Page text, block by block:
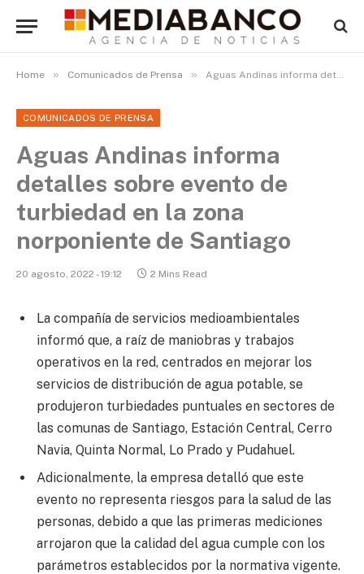
Home » Comunicados de Prensa » Aguas Andinas informa detalles sobre evento de turbiedad en la zona norponiente de Santiago
COMUNICADOS DE PRENSA
Aguas Andinas informa
detalles sobre evento de
turbiedad en la zona
norponiente de Santiago
20 agosto, 2022 - 19:12 2 Mins Read
La compañía de servicios medioambientales
informó que, a raíz de maniobras y trabajos
operativos en la red, centrados en mejorar los
servicios de distribución de agua potable, se
produjeron turbiedades puntuales en sectores de
las comunas de Santiago, Estación Central, Cerro
Navia, Quinta Normal, Lo Prado y Pudahuel.
Adicionalmente, la empresa detalló que este
evento no representa riesgos para la salud de las
personas, debido a que las primeras mediciones
arrojaron que la calidad del agua cumple con los
parámetros establecidos por la normativa vigente.